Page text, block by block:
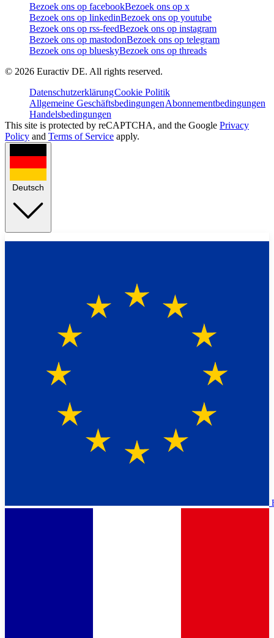
Bezoek ons op facebookBezoek ons op x
Bezoek ons op linkedinBezoek ons op youtube
Bezoek ons op rss-feedBezoek ons op instagram
Bezoek ons op mastodonBezoek ons op telegram
Bezoek ons op blueskyBezoek ons op threads
© 2026 Euractiv DE. All rights reserved.
DatenschutzerklärungCookie Politik
Allgemeine GeschäftsbedingungenAbonnementbedingungen
Handelsbedingungen
This site is protected by reCAPTCHA, and the Google Privacy
Policy and Terms of Service apply.
Deutsch